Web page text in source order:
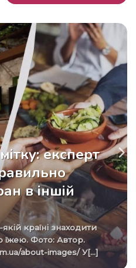
експерт
в іншій
Фото: Автор.
about-images/ У[...]